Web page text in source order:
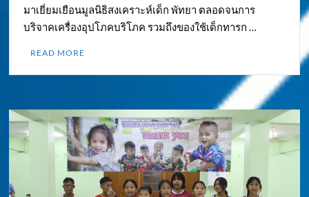
มาเยี่ยมเยือนมูลนิธิสงเคราะห์เด็ก พัทยา ตลอดจนการ
บริจาคเครื่องอุปโภคบริโภค รวมถึงของใช้เด็กทารก …
READ MORE